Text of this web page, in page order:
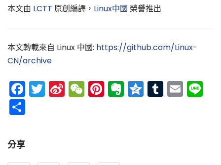
本文由 LCTT 原創編譯， Linux中國 榮譽推出
本文轉載來自 Linux 中國: https://github.com/Linux-
CN/archive
Facebook
Twitter
Sina
Weibo
WeChat
Pinterest
Evernote
Qzone
Tumblr
分享